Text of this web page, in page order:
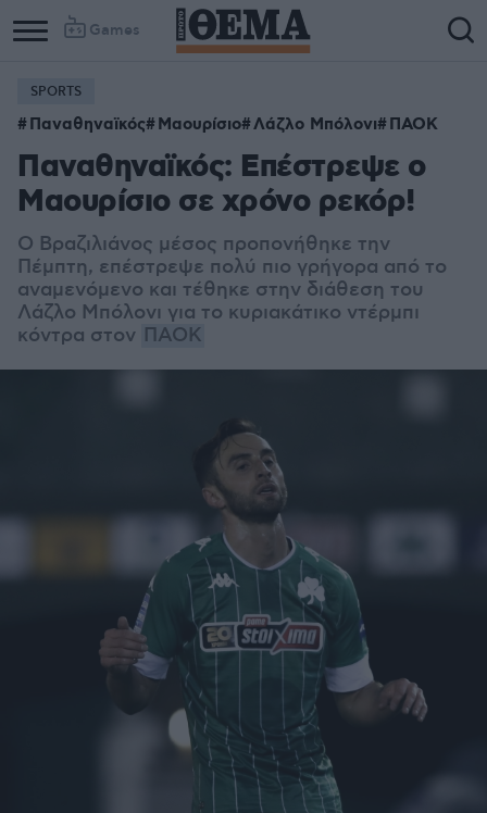
Games
SPORTS
Παναθηναϊκός Μαουρίσιο Λάζλο Μπόλονι ΠΑΟΚ
Παναθηναϊκός: Επέστρεψε ο
Μαουρίσιο σε χρόνο ρεκόρ!
Ο Βραζιλιάνος μέσος προπονήθηκε την
Πέμπτη, επέστρεψε πολύ πιο γρήγορα από το
αναμενόμενο και τέθηκε στην διάθεση του
Λάζλο Μπόλονι για το κυριακάτικο ντέρμπι
κόντρα στον ΠΑΟΚ